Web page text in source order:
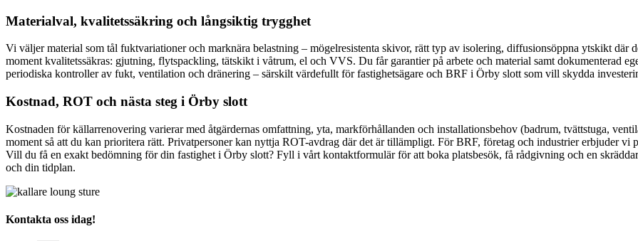
Materialval, kvalitetssäkring och långsiktig trygghet
Vi väljer material som tål fuktvariationer och marknära belastning – mögelresistenta skivor, rätt typ av isolering, diffusionsöppna ytskikt
moment kvalitetssäkras: gjutning, flytspackling, tätskikt i våtrum, el och VVS. Du får garantier på arbete och material samt dokumenterad
periodiska kontroller av fukt, ventilation och dränering – särskilt värdefullt för fastighetsägare och BRF i Örby slott som vill skydda
Kostnad, ROT och nästa steg i Örby slott
Kostnaden för källarrenovering varierar med åtgärdernas omfattning, yta, markförhållanden och installationsbehov (badrum, tvättstuga,
moment så att du kan prioritera rätt. Privatpersoner kan nyttja ROT-avdrag där det är tillämpligt. För BRF, företag och industrier erbjuder
Vill du få en exakt bedömning för din fastighet i Örby slott? Fyll i vårt kontaktformulär för att boka platsbesök, få rådgivning och en
och din tidplan.
Kontakta oss idag!